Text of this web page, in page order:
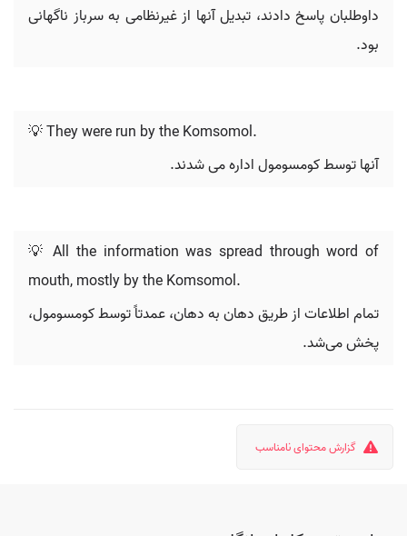
داوطلبان پاسخ دادند، تبدیل آنها از غیرنظامی به سرباز ناگهانی
بود.
💡 They were run by the Komsomol.
آنها توسط کومسومول اداره می شدند.
💡 All the information was spread through word of
mouth, mostly by the Komsomol.
تمام اطلاعات از طریق دهان به دهان، عمدتاً توسط کومسومول،
پخش می‌شد.
گزارش محتوای نامناسب